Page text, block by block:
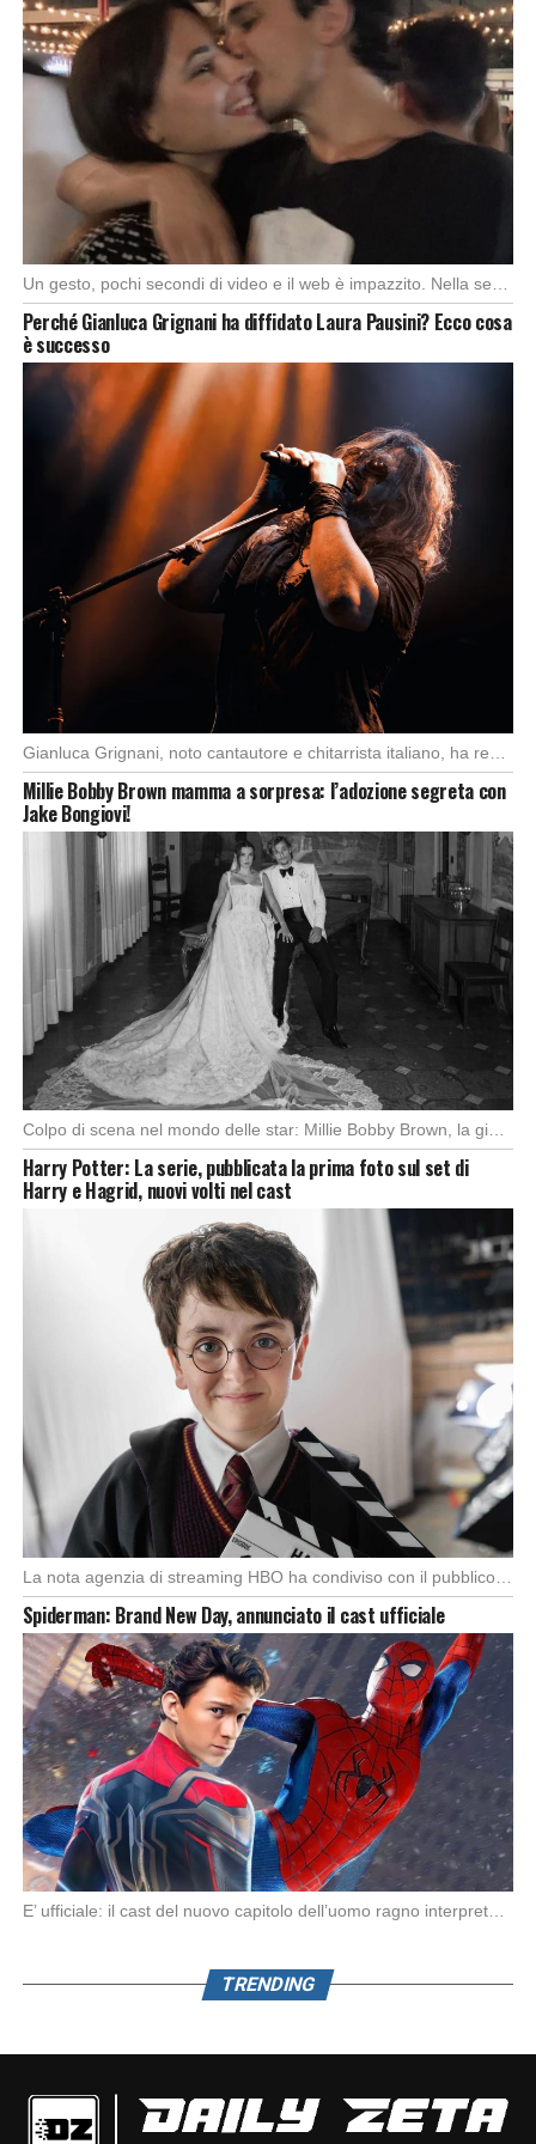
Perché Gianluca Grignani ha diffidato Laura Pausini? Ecco cosa
è successo
Millie Bobby Brown mamma a sorpresa: l’adozione segreta con
Jake Bongiovi!
Colpo di scena nel mondo delle star: Millie Bobby Brown, la giovanissima diva di Stranger […]
Harry Potter: La serie, pubblicata la prima foto sul set di
Harry e Hagrid, nuovi volti nel cast
La nota agenzia di streaming HBO ha condiviso con il pubblico la prima foto ufficiale […]
Spiderman: Brand New Day, annunciato il cast ufficiale
E’ ufficiale: il cast del nuovo capitolo dell’uomo ragno interpretato da Tom Holland Spiderman: Brand […]
TRENDING